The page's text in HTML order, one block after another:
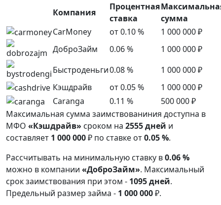
Компания
Процентная
ставка
сумма
CarMoney
от 0.10 %
1 000 000 ₽
ДоброЗайм
0.06 %
1 000 000 ₽
Быстроденьги0.08 %
1 000 000 ₽
Кэшдрайв
от 0.05 %
1 000 000 ₽
Caranga
0.11 %
500 000 ₽
Максимальная сумма заимствованиния доступна в
МФО «Кэшдрайв» сроком на 2555дней и
составляет 1 000 000₽ по ставке от0.05 %.
Рассчитывать на минимальную ставку в0.06 %
можно в компании «ДоброЗайм». Максимальный
срок заимствования при этом - 1095дней.
Предельный размер займа - 1 000 000₽.